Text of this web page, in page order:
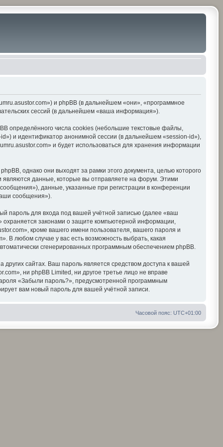
и phpBB (в дальнейшем «они», «программное
сессий (в дальнейшем «ваша информация»).
определённого числа cookies (небольшие текстовые файлы,
и идентификатор анонимной сессии (в дальнейшем «session-id»),
и будет использоваться для хранения информации
однако они выходят за рамки этого документа, целью которого
данные, которые вы отправляете на форум. Этими
данные, указанные при регистрации в конференции
сообщения»).
пароль для входа под вашей учётной записью (далее «ваш
законами о защите компьютерной информации,
кроме вашего имени пользователя, вашего пароля и
В любом случае у вас есть возможность выбрать, какая
сгенерированных программным обеспечением phpBB.
сайтах. Ваш пароль является средством доступа к вашей
ни phpBB Limited, ни другое третье лицо не вправе
«Забыли пароль?», предусмотренной программным
вам новый пароль для вашей учётной записи.
Часовой пояс: UTC+01:00